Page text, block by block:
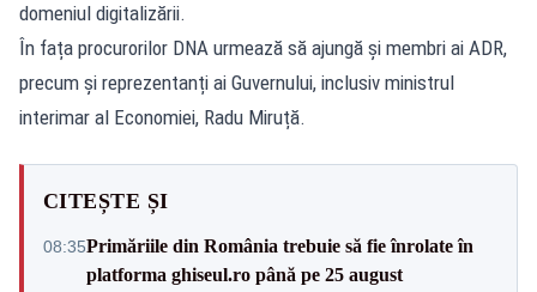
domeniul digitalizării.
În fața procurorilor DNA urmează să ajungă și membri ai ADR,
precum și reprezentanți ai Guvernului, inclusiv ministrul
interimar al Economiei, Radu Miruță.
CITEȘTE ȘI
08:35Primăriile din România trebuie să fie înrolate în
platforma ghiseul.ro până pe 25 august